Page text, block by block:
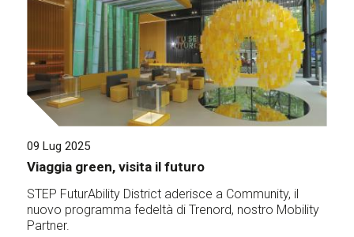
09 Lug 2025
Viaggia green, visita il futuro
STEP FuturAbility District aderisce a Community, il
nuovo programma fedeltà di Trenord, nostro Mobility
Partner.